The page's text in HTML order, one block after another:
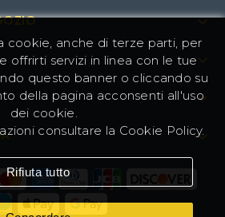




cookie, anche di terze parti, per
offrirti servizi in linea con le tue
questo banner o cliccando su
della pagina acconsenti all'uso
dei cookie.
consultare la Cookie Policy.
Rifiuta tutto